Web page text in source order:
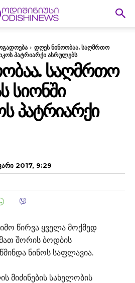
დღეს ნინოობაა. საღმრთო
პატრიარქი ასრულებს
ᲡᲐᲦᲛᲠᲗᲝ
ᲡᲘᲝᲜᲨᲘ
ᲞᲐᲢᲠᲘᲐᲠᲥᲘ
2017, 9:29
წირვა ყველა მოქმედ
შორის ბოდბის
ნინოს საფლავია.
მიძინების სახელობის